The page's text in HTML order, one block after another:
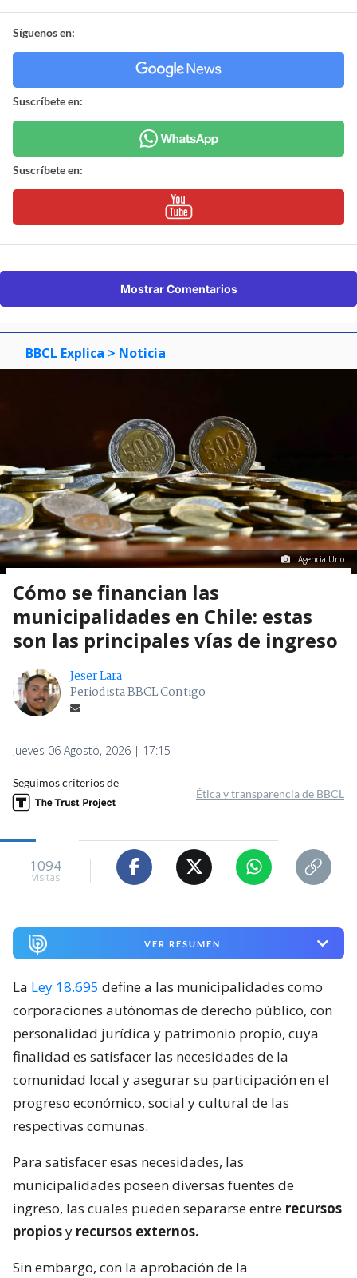
Síguenos en:
Suscríbete en:
Suscríbete en:
Mostrar Comentarios
BBCL Explica > Noticia
Agencia Uno
Cómo se financian las
municipalidades en Chile: estas
son las principales vías de ingreso
Jeser Lara
Periodista BBCL Contigo
Jueves 06 Agosto, 2026 | 17:15
Seguimos criterios de
Ética y transparencia de BBCL
1094
visitas
VER RESUMEN
La Ley 18.695 define a las municipalidades como
corporaciones autónomas de derecho público, con
personalidad jurídica y patrimonio propio, cuya
finalidad es satisfacer las necesidades de la
comunidad local y asegurar su participación en el
progreso económico, social y cultural de las
respectivas comunas.
Para satisfacer esas necesidades, las
municipalidades poseen diversas fuentes de
ingreso, las cuales pueden separarse entre recursos
propiosy recursos externos.
Sin embargo, con la aprobación de la